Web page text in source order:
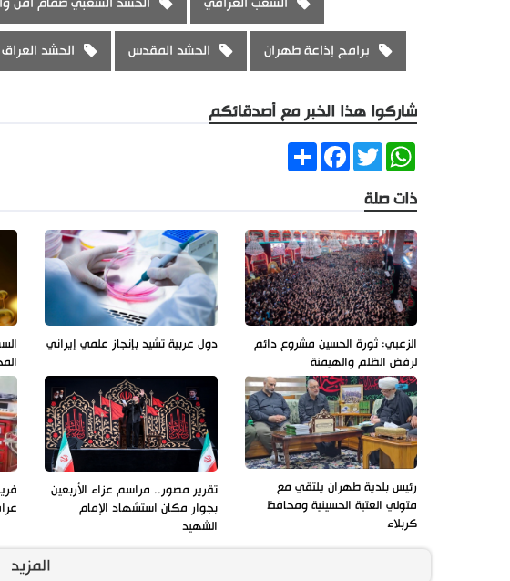
برامج إذاعة طهران الحشد المقدس الحشد العراق
شاركوا هذا الخبر مع أصدقائكم
ShareFacebookTwitter
WhatsApp
ذات صلة
الزعبي: ثورة الحسين مشروع دائم
لرفض الظلم والهيمنة
دول عربية تشيد بإنجاز علمي إيراني
رئيس بلدية طهران يلتقي مع
متولي العتبة الحسينية ومحافظ
كربلاء
تقرير مصور.. مراسم عزاء الأربعين
بجوار مكان استشهاد الإمام
الشهيد
المزيد